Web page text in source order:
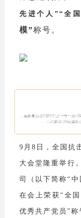
先进个人”“全
模”称号。
全国抗击
国优秀共
9月8日，全国抗
大会堂隆重举行
司（以下简称“
在会上荣获“全
优秀共产党员”称